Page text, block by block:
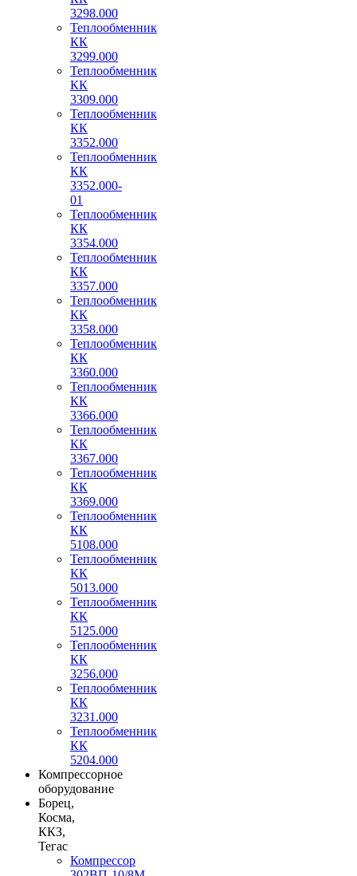
3298.000
Теплообменник
КК
3299.000
Теплообменник
КК
3309.000
Теплообменник
КК
3352.000
Теплообменник
КК
3352.000-
01
Теплообменник
КК
3354.000
Теплообменник
КК
3357.000
Теплообменник
КК
3358.000
Теплообменник
КК
3360.000
Теплообменник
КК
3366.000
Теплообменник
КК
3367.000
Теплообменник
КК
3369.000
Теплообменник
КК
5108.000
Теплообменник
КК
5013.000
Теплообменник
КК
5125.000
Теплообменник
КК
3256.000
Теплообменник
КК
3231.000
Теплообменник
КК
5204.000
Компрессорное
оборудование
Борец,
Косма,
ККЗ,
Тегас
Компрессор